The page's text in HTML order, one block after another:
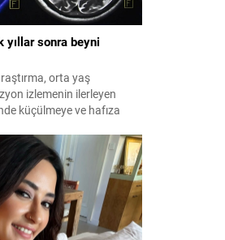
sonra beyni
orta yaş
izlemenin ilerleyen
küçülmeye ve hafıza